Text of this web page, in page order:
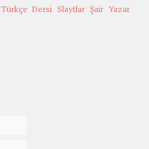
Türkçe Dersi Slaytlar Şair Yazar